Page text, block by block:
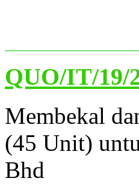
QUO/IT/19/
Membekal
(45 Unit)
Bhd